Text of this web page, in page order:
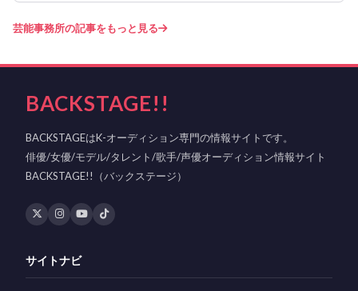
芸能事務所の記事をもっと見る
BACKSTAGE!!
BACKSTAGEはK-オーディション専門の情報サイトです。
俳優/女優/モデル/タレント/歌手/声優オーディション情報サイト
BACKSTAGE!!（バックステージ）
サイトナビ